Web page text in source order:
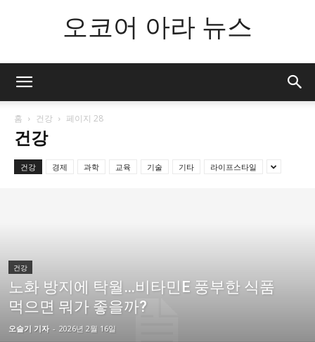
오코어 아라 뉴스
홈 건강 페이지 28
건강
건강 경제 과학 교육 기술 기타 라이프스타일
건강
노화 방지에 탁월…비타민E 풍부한 식품
먹으면 뭐가 좋을까?
오슬기 기자 - 2026년 2월 16일